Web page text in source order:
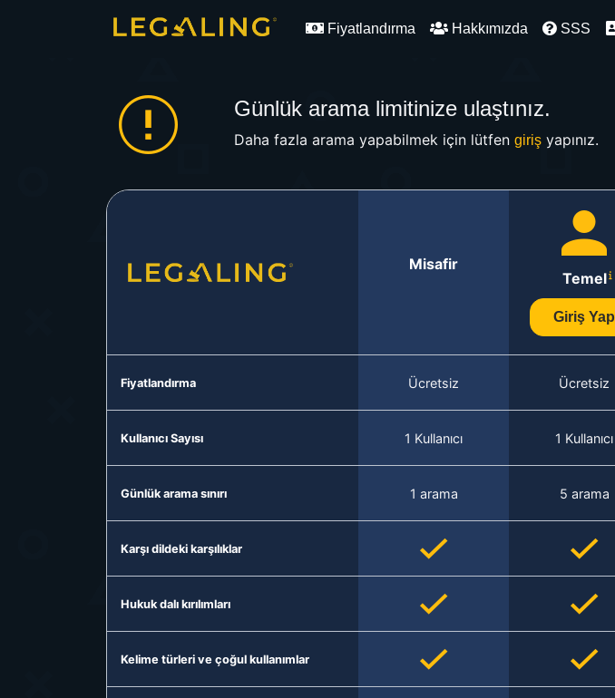
Fiyatlandırma Hakkımızda SSS
Günlük arama limitinize ulaştınız.
Daha fazla arama yapabilmek için lütfen girişyapınız.
Misafir
Temel
Giriş Yap
Fiyatlandırma Ücretsiz Ücretsiz
Kullanıcı Sayısı 1 Kullanıcı 1 Kullanıcı
Günlük arama sınırı 1 arama 5 arama
Karşı dildeki karşılıklar
Hukuk dalı kırılımları
Kelime türleri ve çoğul kullanımlar